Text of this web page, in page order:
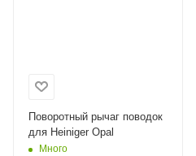
Поворотный рычаг поводок
для Heiniger Opal
Много